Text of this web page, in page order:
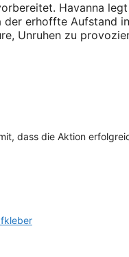
Havanna
erhoffte Aufstand
Unruhen zu
dass die Aktion